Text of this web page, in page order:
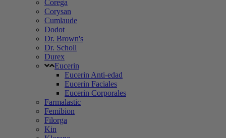
Corega
Corysan
Cumlaude
Dodot
Dr. Brown's
Dr. Scholl
Durex
Eucerin
Eucerin Anti-edad
Eucerin Faciales
Eucerin Corporales
Farmalastic
Femibion
Filorga
Kin